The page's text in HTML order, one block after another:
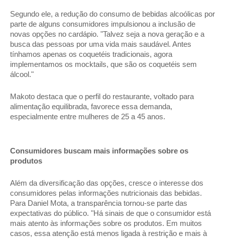
Segundo ele, a redução do consumo de bebidas alcoólicas por
parte de alguns consumidores impulsionou a inclusão de
novas opções no cardápio. "Talvez seja a nova geração e a
busca das pessoas por uma vida mais saudável. Antes
tínhamos apenas os coquetéis tradicionais, agora
implementamos os mocktails, que são os coquetéis sem
álcool."
Makoto destaca que o perfil do restaurante, voltado para
alimentação equilibrada, favorece essa demanda,
especialmente entre mulheres de 25 a 45 anos.
Consumidores buscam mais informações sobre os
produtos
Além da diversificação das opções, cresce o interesse dos
consumidores pelas informações nutricionais das bebidas.
Para Daniel Mota, a transparência tornou-se parte das
expectativas do público. "Há sinais de que o consumidor está
mais atento às informações sobre os produtos. Em muitos
casos, essa atenção está menos ligada à restrição e mais à